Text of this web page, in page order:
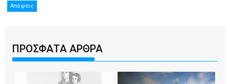
Απόψεις
ΠΡΟΣΦΑΤΑ ΑΡΘΡΑ